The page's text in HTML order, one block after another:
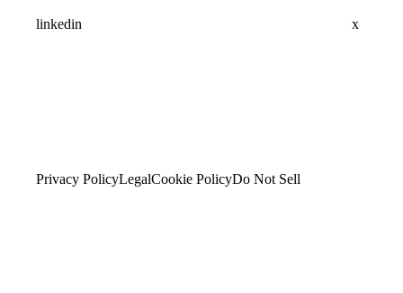
linkedin x
Privacy PolicyLegalCookie PolicyDo Not Sell